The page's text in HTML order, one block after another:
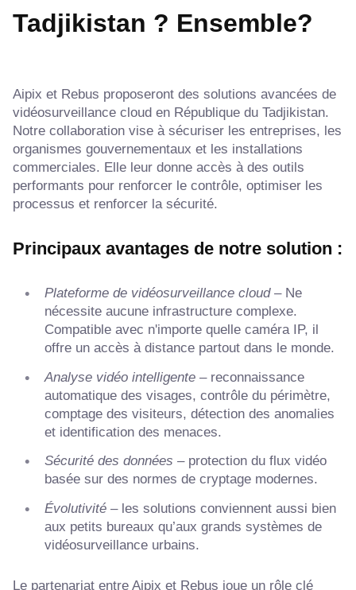
Tadjikistan ? Ensemble?
Aipix et Rebus proposeront des solutions avancées de
vidéosurveillance cloud en République du Tadjikistan.
Notre collaboration vise à sécuriser les entreprises, les
organismes gouvernementaux et les installations
commerciales. Elle leur donne accès à des outils
performants pour renforcer le contrôle, optimiser les
processus et renforcer la sécurité.
Principaux avantages de notre solution :
Plateforme de vidéosurveillance cloud– Ne
nécessite aucune infrastructure complexe.
Compatible avec n'importe quelle caméra IP, il
offre un accès à distance partout dans le monde.
Analyse vidéo intelligente – reconnaissance
automatique des visages, contrôle du périmètre,
comptage des visiteurs, détection des anomalies
et identification des menaces.
Sécurité des données – protection du flux vidéo
basée sur des normes de cryptage modernes.
Évolutivité – les solutions conviennent aussi bien
aux petits bureaux qu’aux grands systèmes de
vidéosurveillance urbains.
Le partenariat entre Aipix et Rebus joue un rôle clé